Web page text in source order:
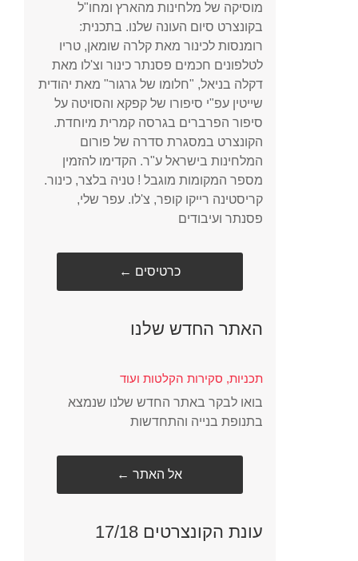
מוסיקה של מלחינות מהארץ ומחו"ל
בקונצרט סיום העונה שלנו. בתכנית:
רומנסות לכינור מאת קלרה שומאן, טריו
לטלפונים חכמים פסנתר כינור וצ'לו מאת
דקלה בניאל, "חלומו של גרגור" מאת יהודית
שייטין עפ"י סיפורו של קפקא והסויטה על
סיפור הפרברים בגרסה קמרית מיוחדת.
הקונצרט במסגרת סדרה של פורום
המלחינות בישראל ע"ר. הקדימו להזמין
מספר המקומות מוגבל ! טניה בלצר, כינור.
קריסטינה רייקו קופר, צ'לו. עפר שלי,
פסנתר ועיבודים
← כרטיסים
האתר החדש שלנו
תכניות, סקירות הקלטות ועוד
בואו לבקר באתר החדש שלנו שנמצא
בתנופת בנייה והתחדשות
← אל האתר
עונת הקונצרטים 17/18